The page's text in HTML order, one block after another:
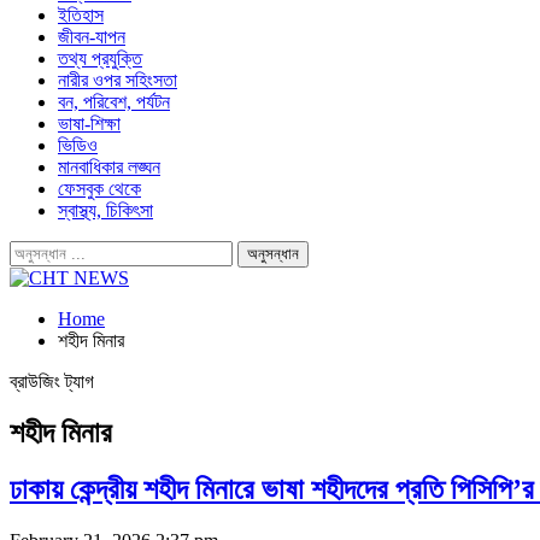
ইতিহাস
জীবন-যাপন
তথ্য প্রযুক্তি
নারীর ওপর সহিংসতা
বন, পরিবেশ, পর্যটন
ভাষা-শিক্ষা
ভিডিও
মানবাধিকার লঙ্ঘন
ফেসবুক থেকে
স্বাস্থ্য, চিকিৎসা
Home
শহীদ মিনার
ব্রাউজিং ট্যাগ
শহীদ মিনার
ঢাকায় কেন্দ্রীয় শহীদ মিনারে ভাষা শহীদদের প্রতি